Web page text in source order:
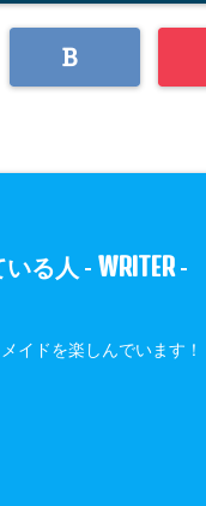
る人 - WRITER-
イドを楽しんでいます！